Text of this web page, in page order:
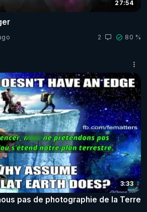
27:54
2 80 %
3:33
pas de photographie de la Terre